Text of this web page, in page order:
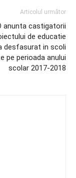
Articolul următor
anunta castigatorii
de educatie
desfasurat in scoli
pe perioada anului
scolar 2017-2018